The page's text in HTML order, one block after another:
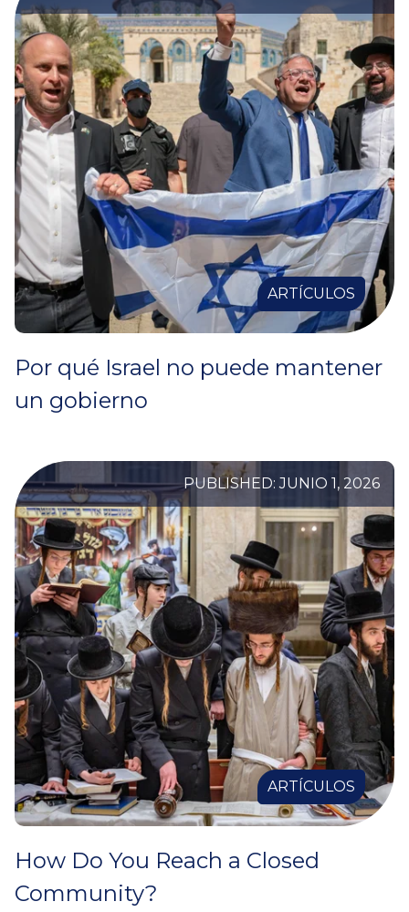
ARTÍCULOS
Por qué Israel no puede mantener
un gobierno
PUBLISHED: JUNIO 1, 2026
ARTÍCULOS
How Do You Reach a Closed
Community?